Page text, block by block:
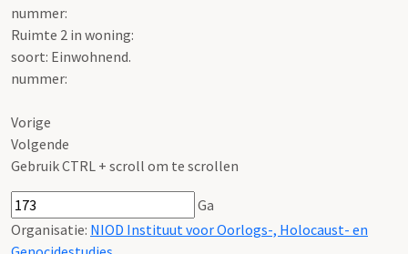
nummer:
Ruimte 2 in woning:
soort: Einwohnend.
nummer:
Vorige
Volgende
Gebruik CTRL + scroll om te scrollen
Ga
Organisatie: NIOD Instituut voor Oorlogs-, Holocaust- en